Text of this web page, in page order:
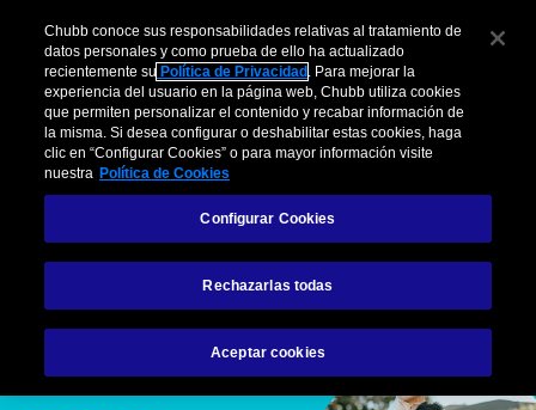
content
Chubb
Chubb es una compañía líder Mundial
en la Industria Aseguradora y su
seguridad es nuestra prioridad.
Chubb conoce sus responsabilidades relativas al tratamiento de
datos personales y como prueba de ello ha actualizado
recientemente su Política de Privacidad . Para mejorar la
experiencia del usuario en la página web, Chubb utiliza cookies
que permiten personalizar el contenido y recabar información de
la misma. Si desea configurar o deshabilitar estas cookies, haga
clic en “Configurar Cookies” o para mayor información visite
nuestra Política de Cookies
Configurar Cookies
Rechazarlas todas
Aceptar cookies